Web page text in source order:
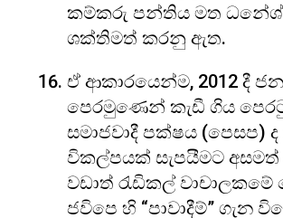
කම්කරු පන්තිය මත
ශක්තිමත් කරනු ඇත.
ඒ ආකාරයෙන්ම, 2012 දී
පෙරමුණෙන් කැඩී ගිය
සමාජවාදී පක්ෂය (පෙසප) ද
විකල්පයක් සැපයීමට අසමත්
වඩාත් රැඩිකල් වාචාලකමේ
ජවිපෙ හි “පාවාදීම්” ගැන